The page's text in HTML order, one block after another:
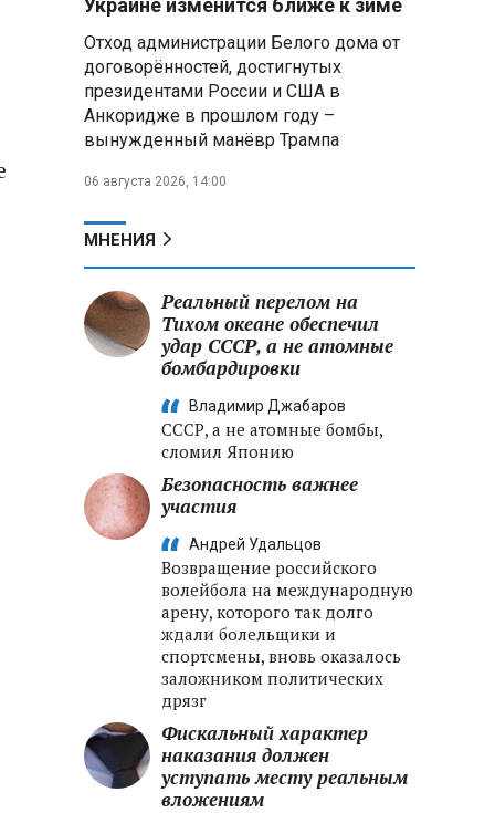
Президент Алжира готовится
к визиту в Беларусь — МИД
Алжира
300 жителей Курской области,
неизвестной
Второй энергоблок БелАЭС
вновь вышел на номинальную
мощность после диагностики
оборудования
Украине изменится ближе к зиме
Отход администрации Белого дома от
договорённостей, достигнутых
президентами России и США в
Анкоридже в прошлом году –
вынужденный манёвр Трампа
06 августа 2026, 14:00
МНЕНИЯ
Реальный перелом на
Тихом океане обеспечил
удар СССР, а не атомные
бомбардировки
Владимир Джабаров
СССР, а не атомные бомбы,
сломил Японию
Безопасность важнее
участия
Андрей Удальцов
Возвращение российского
волейбола на международную
арену, которого так долго
ждали болельщики и
спортсмены, вновь оказалось
заложником политических
дрязг
Фискальный характер
наказания должен
уступать месту реальным
вложениям